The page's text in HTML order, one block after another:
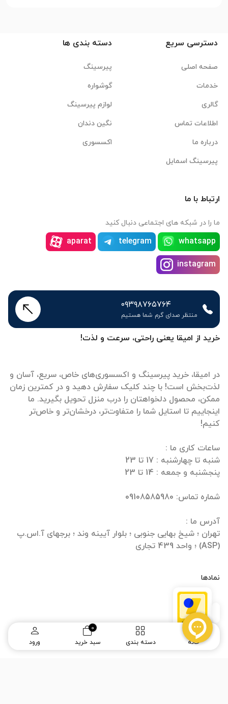
خانه دسته بندی سبد خرید
0
ورود
خرید از امیقا یعنی راحتی، سرعت و لذت!
در امیقا، خرید پیرسینگ و اکسسوری‌های خاص، سریع، آسان و
لذت‌بخش است! با چند کلیک سفارش دهید و در کمترین زمان
ممکن، محصول دلخواهتان را درب منزل تحویل بگیرید. ما
اینجاییم تا استایل شما را متفاوت‌تر، درخشان‌تر و خاص‌تر
تهران ؛ شیخ بهایی جنوبی ؛ بلوار آیینه وند ؛ برجهای آ.اس.پ
(ASP) ؛ واحد 439 تجاری
نمادها
دسترسی سریع
صفحه اصلی
خدمات
گالری
اطلاعات تماس
درباره ما
پیرسینگ اسمایل
دسته بندی ها
پیرسینگ
گوشواره
لوازم پیرسینگ
نگین دندان
اکسسوری
ارتباط با ما
ما را در شبکه های اجتماعی دنبال کنید
whatsapp
telegram
aparat
instagram
۰۹۳۹۸۷۶۵۷۶۴
منتظر صدای گرم شما هستیم